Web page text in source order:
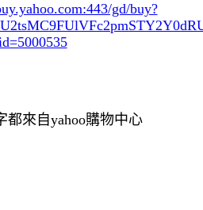
gd/buy?
都來自yahoo購物中心